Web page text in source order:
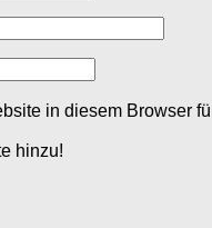
in diesem Browser
hinzu!